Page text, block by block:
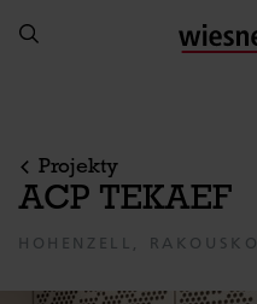
Projekty
ACP TEKAEF
HOHENZELL, RAKOUSKO